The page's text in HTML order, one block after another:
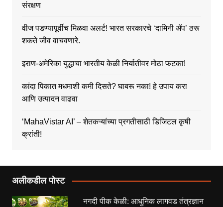
संरक्षण
वीज पडण्यापूर्वीच मिळवा अलर्ट! भारत सरकारचे ‘दामिनी ॲप’ ठरू
शकते जीव वाचवणारे.
इराण-अमेरिका युद्धाचा भारतीय केळी निर्यातीवर मोठा फटका!
कांदा पिकात मधमाशी कमी दिसते? घाबरू नका! हे उपाय करा
आणि उत्पादन वाढवा
‘MahaVistar AI’ – शेतकऱ्यांच्या प्रगतीसाठी डिजिटल कृषी
क्रांती!
अलीकडील पोस्ट
नगदी पीक केळी: आधुनिक लागवड तंत्रज्ञान